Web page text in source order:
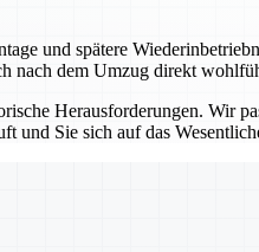
und spätere
nach dem Umzug direkt
Herausforderungen. Wir
und Sie sich auf das